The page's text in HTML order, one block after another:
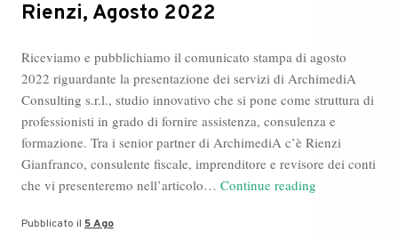
Rienzi, Agosto 2022
Riceviamo e pubblichiamo il comunicato stampa di agosto
2022 riguardante la presentazione dei servizi di ArchimediA
Consulting s.r.l., studio innovativo che si pone come struttura di
professionisti in grado di fornire assistenza, consulenza e
formazione. Tra i senior partner di ArchimediA c’è Rienzi
Gianfranco, consulente fiscale, imprenditore e revisore dei conti
che vi presenteremo nell’articolo… Continue reading
Pubblicato il 5 Ago